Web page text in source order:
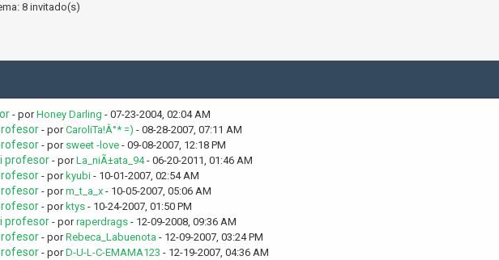
8 invitado(s)
- porHoney Darling - 07-23-2004, 02:04 AM
- porCaroliTa!Â°* =) - 08-28-2007, 07:11 AM
- por sweet -love- 09-08-2007, 12:18 PM
profesor - porLa_niÃ±ata_94- 06-20-2011, 01:46 AM
- por kyubi- 10-01-2007, 02:54 AM
- porm_t_a_x- 10-05-2007, 05:06 AM
- por ktys- 10-24-2007, 01:50 PM
profesor - porraperdrags- 12-09-2008, 09:36 AM
- porRebeca_Labuenota - 12-09-2007, 03:24 PM
- porD-U-L-C-EMAMA123 - 12-19-2007, 04:36 AM